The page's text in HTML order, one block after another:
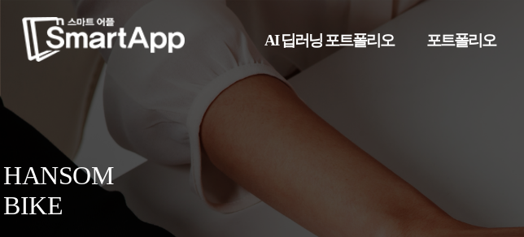
AI 딥러닝 포트폴리오 포트폴리오
HANSOM
BIKE